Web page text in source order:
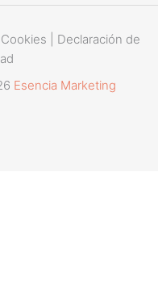
Declaración de
Esencia Marketing